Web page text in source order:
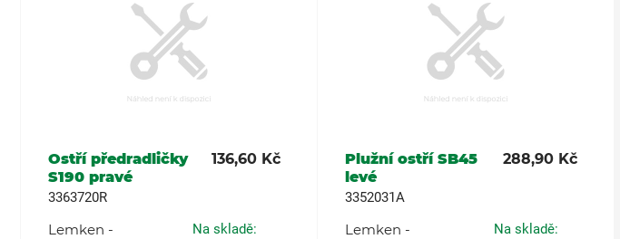
Ostří předradličky
S190 pravé
136,60 Kč
3363720R
Lemken -
Na skladě:
Plužní ostří SB45
levé
288,90 Kč
3352031A
Lemken -
Na skladě: